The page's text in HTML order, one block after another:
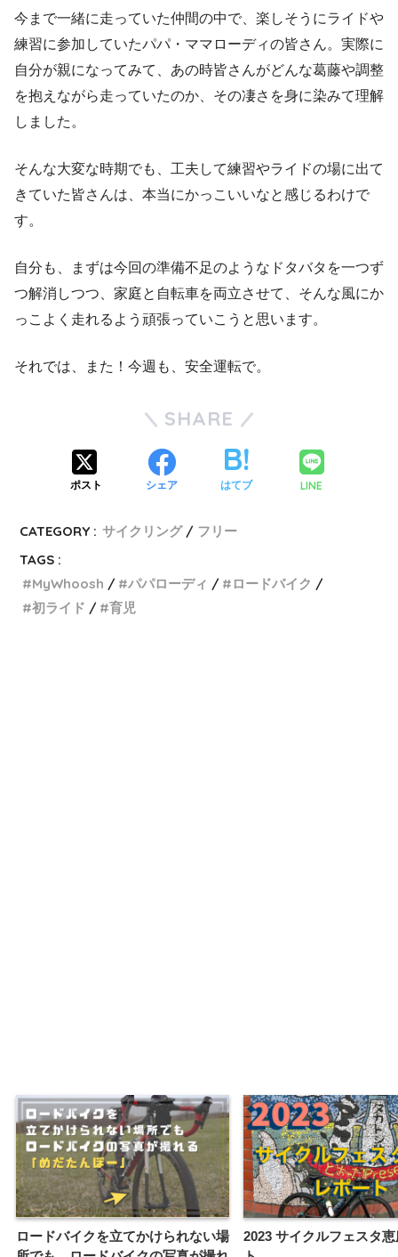
今まで一緒に走っていた仲間の中で、楽しそうにライドや
練習に参加していたパパ・ママローディの皆さん。実際に
自分が親になってみて、あの時皆さんがどんな葛藤や調整
を抱えながら走っていたのか、その凄さを身に染みて理解
しました。
そんな大変な時期でも、工夫して練習やライドの場に出て
きていた皆さんは、本当にかっこいいなと感じるわけで
す。
自分も、まずは今回の準備不足のようなドタバタを一つず
つ解消しつつ、家庭と自転車を両立させて、そんな風にか
っこよく走れるよう頑張っていこうと思います。
それでは、また！今週も、安全運転で。
SHARE
ポスト シェア はてブ LINE
CATEGORY : サイクリング
フリー
TAGS :
MyWhoosh
パパローディ
ロードバイク
初ライド
育児
ロードバイクを立てかけられない場
2023 サイクルフェスタ